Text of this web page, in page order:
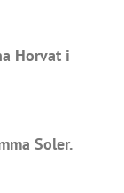
Horvat i
Soler.